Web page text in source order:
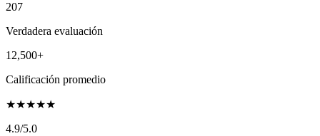
207
Verdadera evaluación
12,500+
Calificación promedio
★★★★★
4.9/5.0